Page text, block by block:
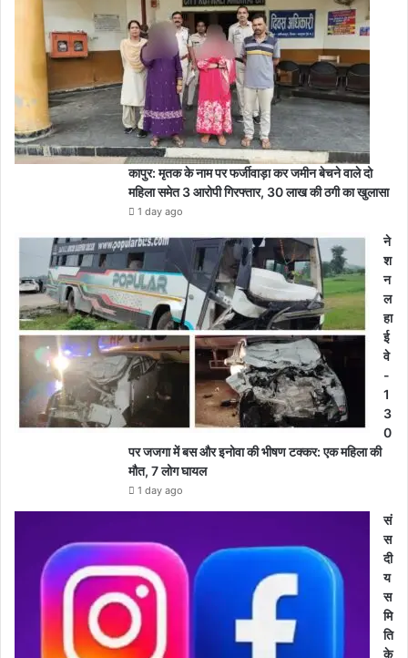
कापुर: मृतक के नाम पर फर्जीवाड़ा कर जमीन बेचने वाले दो
महिला समेत 3 आरोपी गिरफ्तार, 30 लाख की ठगी का खुलासा
1 day ago
ने
श
न
ल
हा
ई
वे
-
1
3
0
पर जजगा में बस और इनोवा की भीषण टक्कर: एक महिला की
मौत, 7 लोग घायल
1 day ago
सं
स
दी
य
स
मि
ति
के